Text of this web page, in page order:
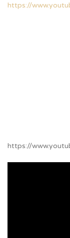
https://
https://